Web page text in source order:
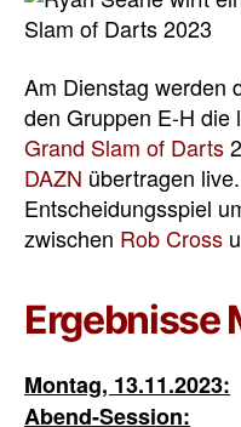
Am Dienstag werden
den Gruppen E-H die
Grand Slam of Darts
DAZN übertragen
Entscheidungsspiel
zwischen Rob Cross
Ergebnisse
Montag, 13.11.2023:
Abend-Session: